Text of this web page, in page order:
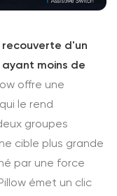
d'un
moins de
offre une
le rend
groupes
cible plus grande
par une force
émet un clic